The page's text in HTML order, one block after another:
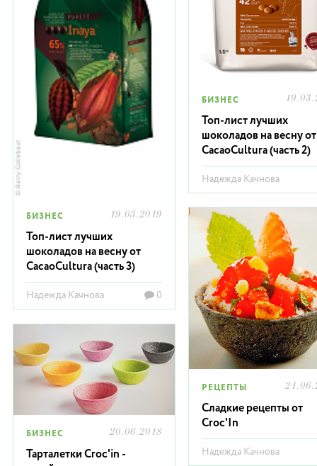
БИЗНЕС 19.03.2019
Топ-лист лучших
шоколадов на весну от
CacaoCultura (часть 3)
Надежда Качнова 0
БИЗНЕС
Топ-лист лучших
шоколадов на весну от
CacaoCultura (часть 2)
Надежда Качнова
РЕЦЕПТЫ
Сладкие рецепты от
Croc'In
Надежда Качнова
БИЗНЕС 20.06.2018
Тарталетки Croc'in -